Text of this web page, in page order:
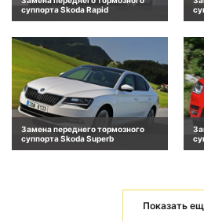
суппорта Skoda Rapid
Замена переднего тормозного
суппорта Skoda Superb
Показать